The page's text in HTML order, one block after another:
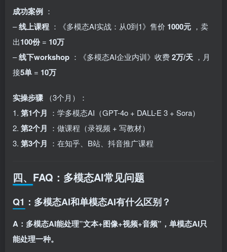
成功案例 ：
–线上课程 ：《多模态AI实战：从0到1》售价 1000元 ，卖
出100份= 10万
–线下workshop ：《多模态AI企业内训》收费2万/天 ，月
接5单 = 10万
实操步骤
（3个月）：
1. 第1个月 ：学多模态AI（GPT-4o + DALL-E 3 + Sora）
2. 第2个月 ：做课程（录视频 + 写教材）
3. 第3个月 ：在知乎、B站、抖音推广课程
四、FAQ：多模态AI常见问题
Q1：多模态AI和单模态AI有什么区别？
A：多模态AI能处理”文本+图像+视频+音频”，单模态AI只
能处理一种。